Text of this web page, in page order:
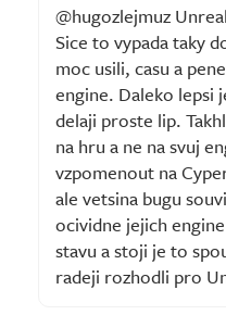
@hugozlejmuz
Sice to vypada taky
moc usili, casu a
engine. Daleko lepsi
delaji proste lip.
na hru a ne na svuj
vzpomenout na
ale vetsina bugu
ocividne jejich
stavu a stoji je to
radeji rozhodli pro